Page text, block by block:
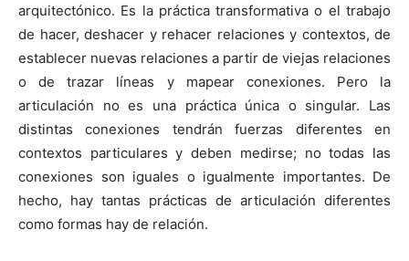
arquitectónico. Es la práctica transformativa o el trabajo
de hacer, deshacer y rehacer relaciones y contextos, de
establecer nuevas relaciones a partir de viejas relaciones
o de trazar líneas y mapear conexiones. Pero la
articulación no es una práctica única o singular. Las
distintas conexiones tendrán fuerzas diferentes en
contextos particulares y deben medirse; no todas las
conexiones son iguales o igualmente importantes. De
hecho, hay tantas prácticas de articulación diferentes
como formas hay de relación.